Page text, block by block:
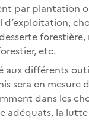
par plantation
forestière,
etc.
aux différents
sera en mesure
dans les
adéquats, la